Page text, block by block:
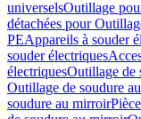
universelsOutillage
détachées pour
PEAppareils à souder
souder électriques
électriquesOutillage de
Outillage de soudure
soudure au mirroir